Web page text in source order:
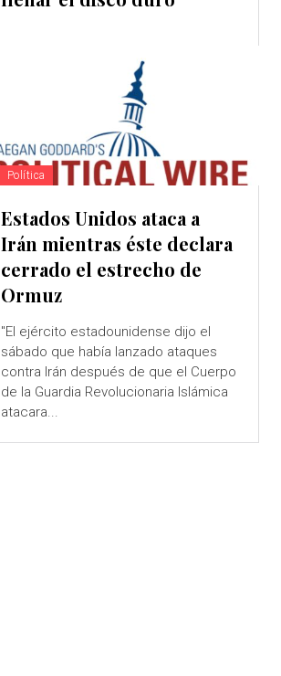
Política
Estados Unidos ataca a
Irán mientras éste declara
cerrado el estrecho de
Ormuz
"El ejército estadounidense dijo el
sábado que había lanzado ataques
contra Irán después de que el Cuerpo
de la Guardia Revolucionaria Islámica
atacara...